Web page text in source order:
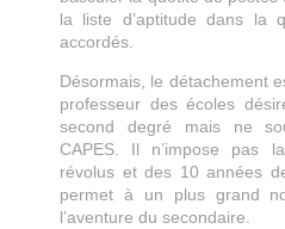
la liste d’aptitude dans la
accordés.
Désormais, le détachement
professeur des écoles
second degré mais ne
CAPES. Il n’impose pas
révolus et des 10 années
permet à un plus grand
l’aventure du secondaire.